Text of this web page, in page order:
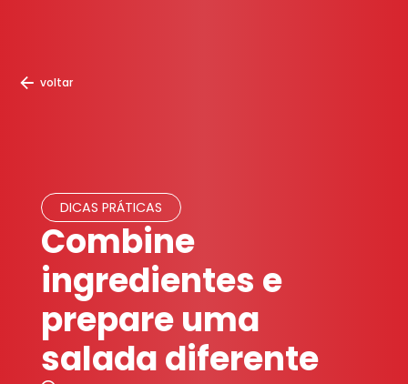
voltar
DICAS PRÁTICAS
Combine
ingredientes e
prepare uma
salada diferente